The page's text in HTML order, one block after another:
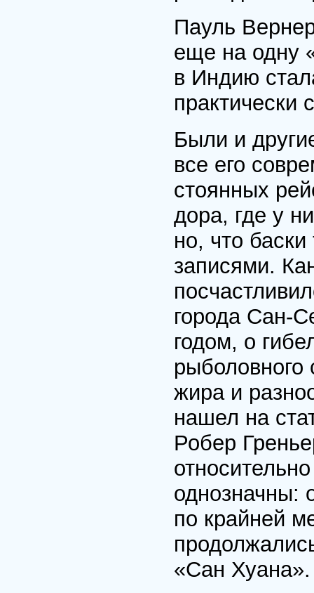
Пауль
еще на одну
в Индию
практически
Были и
все его
стоянных
дора, где у
но, что
записями.
горо­да Сан-
годом, о
рыболовного
жира и
нашел на
Робер
однозначны:
по крайней
«Сан Хуана».